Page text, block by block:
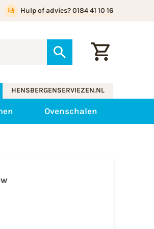
Hulp of advies? 0184 41 10 16
HENSBERGENSERVIEZEN.NL
Ovenschalen